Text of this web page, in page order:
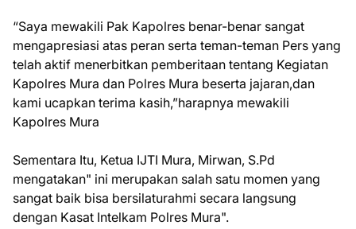
“Saya mewakili Pak Kapolres benar-benar sangat
mengapresiasi atas peran serta teman-teman Pers yang
telah aktif menerbitkan pemberitaan tentang Kegiatan
Kapolres Mura dan Polres Mura beserta jajaran,dan
kami ucapkan terima kasih,”harapnya mewakili
Kapolres Mura
Sementara Itu, Ketua IJTI Mura, Mirwan, S.Pd
mengatakan" ini merupakan salah satu momen yang
sangat baik bisa bersilaturahmi secara langsung
dengan Kasat Intelkam Polres Mura".